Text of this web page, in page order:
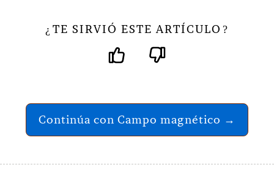
¿ TE SIRVIÓ ESTE ARTÍCULO ?
Continúa con Campo magnético →